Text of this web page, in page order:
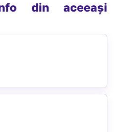
din aceeași